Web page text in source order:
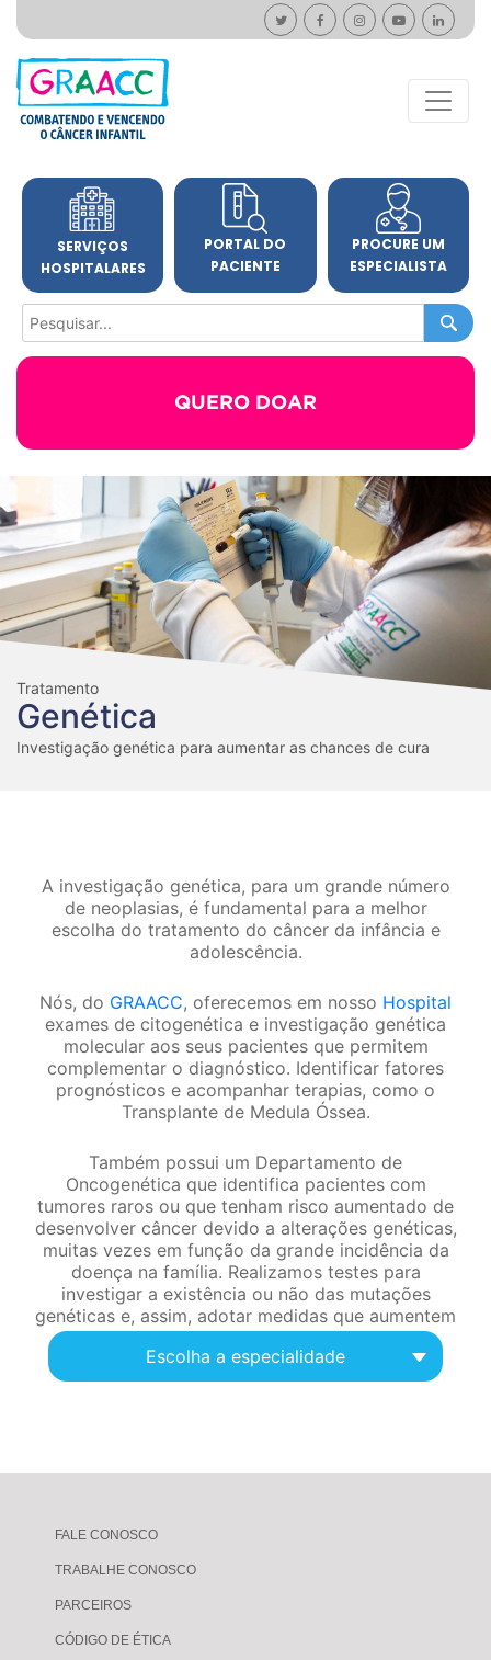
SERVIÇOS
HOSPITALARES
PORTAL DO
PACIENTE
PROCURE UM
ESPECIALISTA
QUERO DOAR
Tratamento
Genética
Investigação genética para aumentar as chances de cura
A investigação genética, para um grande número
de neoplasias, é fundamental para a melhor
escolha do tratamento do câncer da infância e
adolescência.
Nós, do GRAACC, oferecemos em nosso Hospital
exames de citogenética e investigação genética
molecular aos seus pacientes que permitem
complementar o diagnóstico. Identificar fatores
prognósticos e acompanhar terapias, como o
Transplante de Medula Óssea.
Também possui um Departamento de
Oncogenética que identifica pacientes com
tumores raros ou que tenham risco aumentado de
desenvolver câncer devido a alterações genéticas,
muitas vezes em função da grande incidência da
doença na família. Realizamos testes para
investigar a existência ou não das mutações
genéticas e, assim, adotar medidas que aumentem
as chances de sucesso do tratamento.
Escolha a especialidade
FALE CONOSCO
TRABALHE CONOSCO
PARCEIROS
CÓDIGO DE ÉTICA